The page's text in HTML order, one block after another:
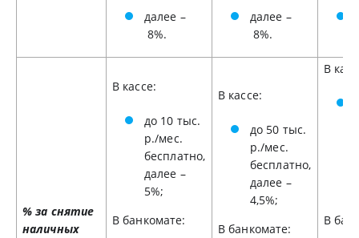
далее –
8%.
далее –
8%.
% за снятие
наличных
В кассе:
до 10 тыс.
р./мес.
бесплатно,
далее –
5%;
В банкомате:
В кассе:
до 50 тыс.
р./мес.
бесплатно,
далее –
4,5%;
В банкомате:
В
В